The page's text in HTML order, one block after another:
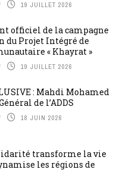
19 JUILLET 2026
officiel de la campagne
du Projet Intégré de
« Khayrat »
19 JUILLET 2026
: Mahdi Mohamed
de l’ADDS
18 JUIN 2026
transforme la vie
les régions de